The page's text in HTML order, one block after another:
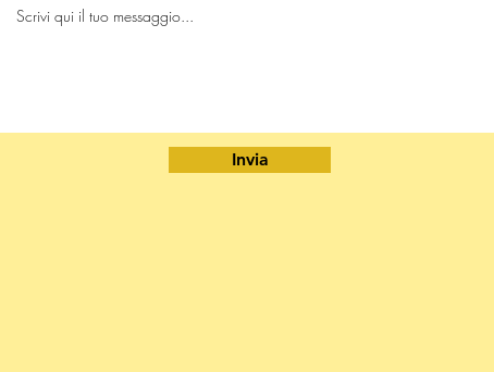
Invia